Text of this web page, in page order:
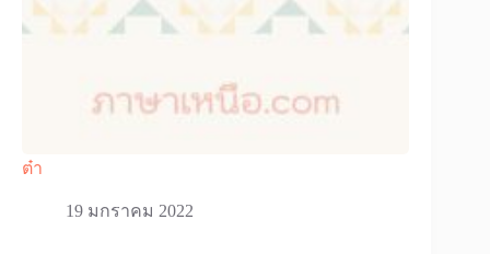
ต๋า
19 มกราคม 2022